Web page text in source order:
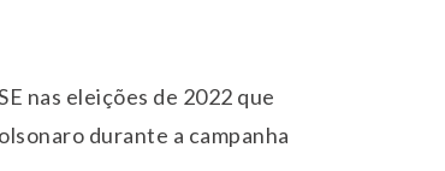
nas eleições de 2022 que
durante a campanha